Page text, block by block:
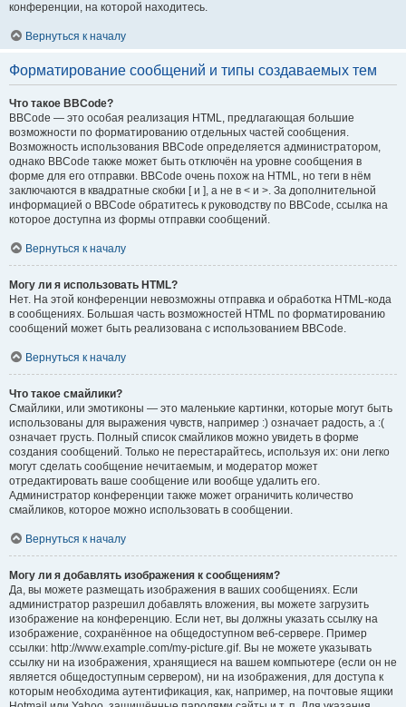
конференции, на которой находитесь.
Вернуться к началу
Форматирование сообщений и типы создаваемых тем
Что такое BBCode?
BBCode — это особая реализация HTML, предлагающая большие
возможности по форматированию отдельных частей сообщения.
Возможность использования BBCode определяется администратором,
однако BBCode также может быть отключён на уровне сообщения в
форме для его отправки. BBCode очень похож на HTML, но теги в нём
заключаются в квадратные скобки [ и ], а не в < и >. За дополнительной
информацией о BBCode обратитесь к руководству по BBCode, ссылка на
которое доступна из формы отправки сообщений.
Вернуться к началу
Могу ли я использовать HTML?
Нет. На этой конференции невозможны отправка и обработка HTML-кода
в сообщениях. Большая часть возможностей HTML по форматированию
сообщений может быть реализована с использованием BBCode.
Вернуться к началу
Что такое смайлики?
Смайлики, или эмотиконы — это маленькие картинки, которые могут быть
использованы для выражения чувств, например :) означает радость, а :(
означает грусть. Полный список смайликов можно увидеть в форме
создания сообщений. Только не перестарайтесь, используя их: они легко
могут сделать сообщение нечитаемым, и модератор может
отредактировать ваше сообщение или вообще удалить его.
Администратор конференции также может ограничить количество
смайликов, которое можно использовать в сообщении.
Вернуться к началу
Могу ли я добавлять изображения к сообщениям?
Да, вы можете размещать изображения в ваших сообщениях. Если
администратор разрешил добавлять вложения, вы можете загрузить
изображение на конференцию. Если нет, вы должны указать ссылку на
изображение, сохранённое на общедоступном веб-сервере. Пример
ссылки: http://www.example.com/my-picture.gif. Вы не можете указывать
ссылку ни на изображения, хранящиеся на вашем компьютере (если он не
является общедоступным сервером), ни на изображения, для доступа к
которым необходима аутентификация, как, например, на почтовые ящики